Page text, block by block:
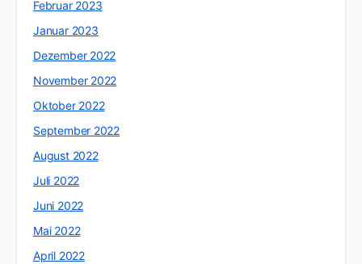
Februar 2023
Januar 2023
Dezember 2022
November 2022
Oktober 2022
September 2022
August 2022
Juli 2022
Juni 2022
Mai 2022
April 2022